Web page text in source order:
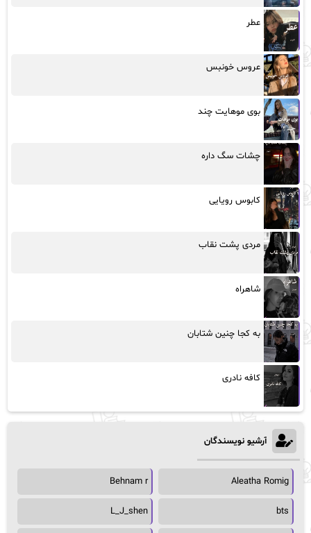
عطر
عروس خونبس
بوی موهایت چند
چشات سگ داره
کابوس رویایی
مردی پشت نقاب
شاهراه
به کجا چنین شتابان
کافه نادری
آرشیو نویسندگان
Aleatha Romig
Behnam r
bts
L_J_shen